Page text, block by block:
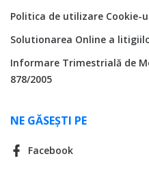
Politica de utilizare Cookie-
Solutionarea Online a
Informare Trimestrială de
878/2005
NE GĂSEȘTI PE
Facebook